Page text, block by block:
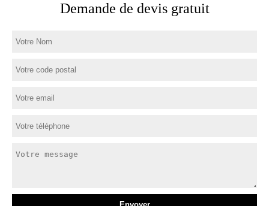
Demande de devis gratuit